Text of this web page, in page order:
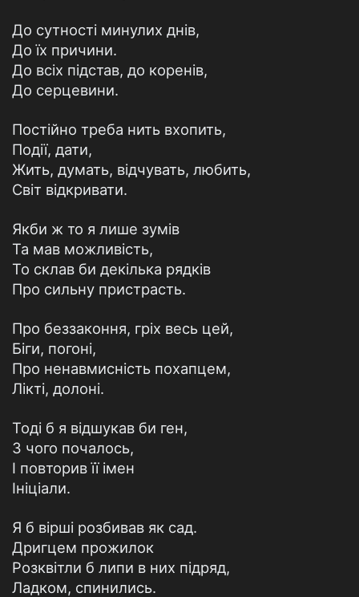
До сутності минулих днів,
До їх причини.
До всіх підстав, до коренів,
До серцевини.
Постійно треба нить вхопить,
Події, дати,
Жить, думать, відчувать, любить,
Світ відкривати.
Якби ж то я лише зумів
Та мав можливість,
То склав би декілька рядків
Про сильну пристрасть.
Про беззаконня, гріх весь цей,
Біги, погоні,
Про ненавмисність похапцем,
Лікті, долоні.
Тоді б я відшукав би ген,
З чого почалось,
І повторив її імен
Ініціали.
Я б вірші розбивав як сад.
Дригцем прожилок
Розквітли б липи в них підряд,
Ладком, спинились.